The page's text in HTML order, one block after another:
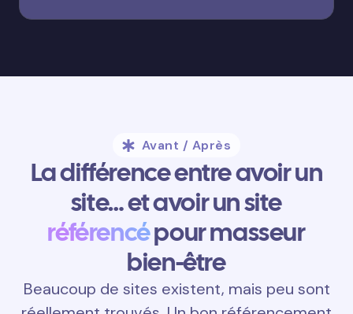
Avant / Après
La différence entre avoir un
site… et avoir un site
référencépour masseur
bien-être
Beaucoup de sites existent, mais peu sont